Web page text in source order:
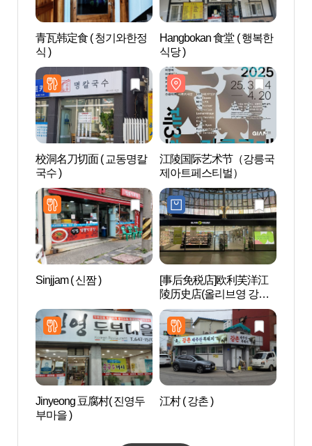
青瓦韩定食 ( 청기와한정
식 )
Hangbokan 食堂 ( 행복한
식당 )
校洞名刀切面 ( 교동명칼
국수 )
江陵国际艺术节（강릉국
제아트페스티벌）
Sinjjam ( 신짬 )
[事后免税店]欧利芙洋江
陵历史店(올리브영 강릉
역사점)
Jinyeong 豆腐村( 진영두
부마을 )
江村 ( 강촌 )